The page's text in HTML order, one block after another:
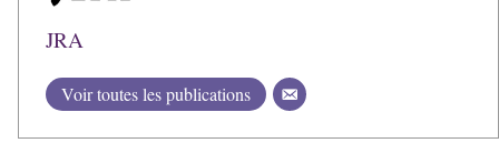
JRA
Voir toutes les publications